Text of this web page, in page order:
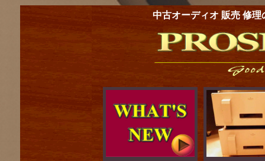
中古オーディオ 販売 修理